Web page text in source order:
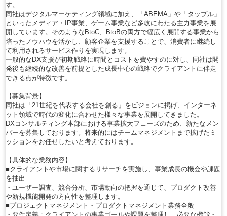
す。
同社はデジタルマーケティング領域に加え、「ABEMA」や「タップル」
といったメディア・IP事業、ゲーム事業など多岐にわたる主力事業を展
開しています。そのようなBtoC、BtoBの両方で幅広く展開する事業から
培ったノウハウを活かし、顧客企業を支援することで、消費者に継続し
て利用されるサービス作りを実現します。
一般的なDX支援が初期戦略に時間とコストを費やすのに対し、同社は開
発後も継続的な改善を前提とした成長中心の戦略でクライアントに伴走
できる点が特徴です。
【募集背景】
同社は「21世紀を代表する会社を創る」をビジョンに掲げ、インターネ
ット領域で時代の変化に合わせた様々な事業を展開してきました。
DXコンサルティング本部における事業拡大フェーズのため、新たなメン
バーを募集しております。将来的にはチームマネジメントまで拡げたミ
ッションをお任せしたいと考えております。
【具体的な業務内容】
■クライアントや市場に関するリサーチを実施し、事業成長の機会や課題
を抽出
・ユーザー調査、競合分析、市場動向の把握を通じて、プロダクト改善
や新規機能開発の方向性を整理します。
■プロジェクトマネジメント・プロダクトマネジメント業務全般